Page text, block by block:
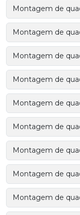
Montagem de
Montagem de
Montagem de
Montagem de
Montagem de
Montagem de
Montagem de
Montagem de
Montagem de